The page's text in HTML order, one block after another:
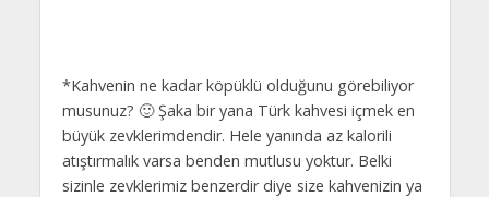
*Kahvenin ne kadar köpüklü olduğunu görebiliyor
musunuz? 🙂 Şaka bir yana Türk kahvesi içmek en
büyük zevklerimdendir. Hele yanında az kalorili
atıştırmalık varsa benden mutlusu yoktur. Belki
sizinle zevklerimiz benzerdir diye size kahvenizin ya